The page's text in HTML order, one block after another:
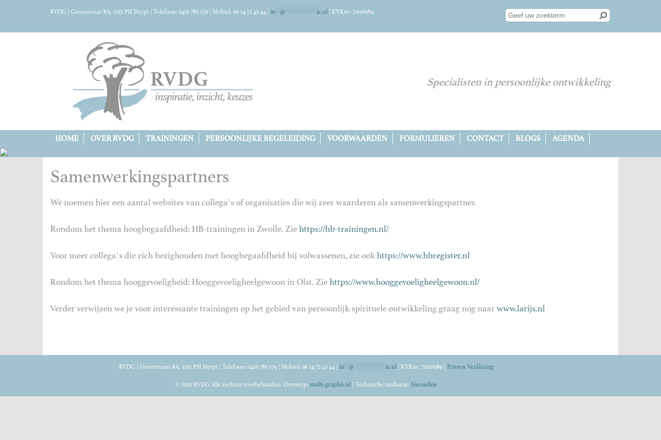
RVDG | Groenstraat 8A, 5255 PH Herpt | Telefoon: 0416 785 579 | Mobiel: 06 14 72 43 44 | in @ ie.nl | KVKnr: 70116989
Specialisten in persoonlijke ontwikkeling
HOME OVER RVDG TRAININGEN PERSOONLIJKE BEGELEIDING VOORWAARDEN FORMULIEREN CONTACT BLOGS AGENDA
Samenwerkingspartners
We noemen hier een aantal websites van collega’s of organisaties die wij zeer waarderen als samenwerkingspartner.
Rondom het thema hoogbegaafdheid: HB-trainingen in Zwolle. Ziehttps://hb-trainingen.nl/
Voor meer collega’s die zich bezighouden met hoogbegaafdheid bij volwassenen, zie ookhttps://www.hbregister.nl
Rondom het thema hooggevoeligheid: Hooggevoeligheelgewoon in Olst. Ziehttps://www.hooggevoeligheelgewoon.nl/
Verder verwijzen we je voor interessante trainingen op het gebied van persoonlijk-spirituele ontwikkeling graag nog naarwww.larijs.nl
RVDG | Groenstraat 8A, 5255 PH Herpt | Telefoon: 0416 785 579 | Mobiel: 06 14 72 43 44 |in **@ *************ie.nl | KVKnr: 70116989 | Privacy Verklaring
© 2026 RVDG Alle rechten voorbehouden. Ontwerp:multi-graphic.nl | Technische realisatie:Sieronline